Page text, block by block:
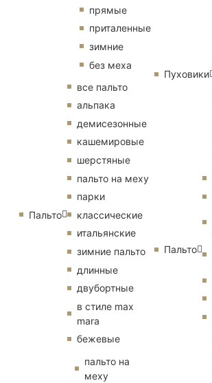
прямые
приталенные
зимние
без меха
Пальто
все пальто
альпака
демисезонные
кашемировые
шерстяные
пальто на меху
парки
классические
итальянские
зимние пальто
длинные
двубортные
в стиле max
mara
бежевые
пальто на
меху
Пуховики
Пальто